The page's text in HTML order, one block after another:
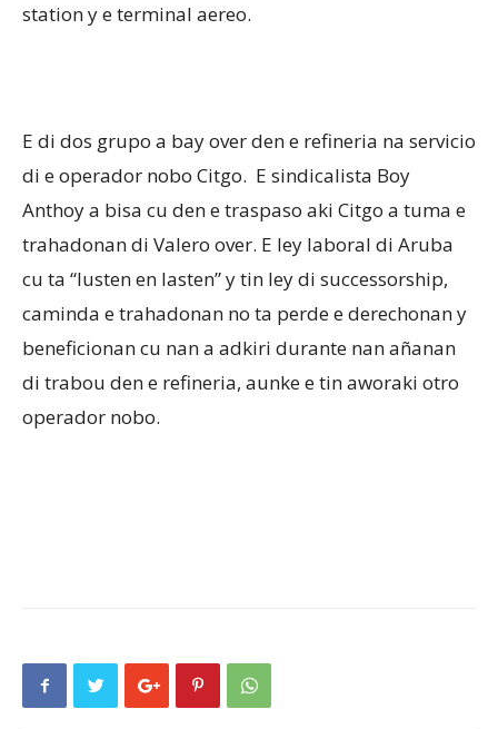
station y e terminal aereo.
E di dos grupo a bay over den e refineria na servicio
di e operador nobo Citgo. E sindicalista Boy
Anthoy a bisa cu den e traspaso aki Citgo a tuma e
trahadonan di Valero over. E ley laboral di Aruba
cu ta “lusten en lasten” y tin ley di successorship,
caminda e trahadonan no ta perde e derechonan y
beneficionan cu nan a adkiri durante nan añanan
di trabou den e refineria, aunke e tin aworaki otro
operador nobo.